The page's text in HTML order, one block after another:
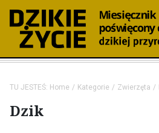
TU JESTEŚ: Home Kategorie Zwierzęta
Dzik